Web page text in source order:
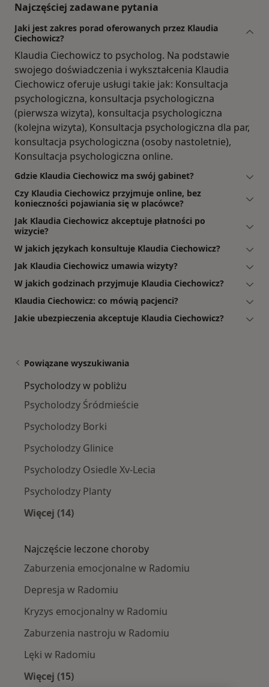
Najczęściej zadawane pytania
Jaki jest zakres porad oferowanych przez Klaudia
Ciechowicz?
Klaudia Ciechowicz to psycholog. Na podstawie
swojego doświadczenia i wykształcenia Klaudia
Ciechowicz oferuje usługi takie jak: Konsultacja
psychologiczna, konsultacja psychologiczna
(pierwsza wizyta), konsultacja psychologiczna
(kolejna wizyta), Konsultacja psychologiczna dla par,
konsultacja psychologiczna (osoby nastoletnie),
Konsultacja psychologiczna online.
Gdzie Klaudia Ciechowicz ma swój gabinet?
Czy Klaudia Ciechowicz przyjmuje online, bez
konieczności pojawiania się w placówce?
Jak Klaudia Ciechowicz akceptuje płatności po
wizycie?
W jakich językach konsultuje Klaudia Ciechowicz?
Jak Klaudia Ciechowicz umawia wizyty?
W jakich godzinach przyjmuje Klaudia Ciechowicz?
Klaudia Ciechowicz: co mówią pacjenci?
Jakie ubezpieczenia akceptuje Klaudia Ciechowicz?
Powiązane wyszukiwania
Psycholodzy w pobliżu
Psycholodzy Śródmieście
Psycholodzy Borki
Psycholodzy Glinice
Psycholodzy Osiedle Xv-Lecia
Psycholodzy Planty
Więcej (14)
Najczęście leczone choroby
Zaburzenia emocjonalne w Radomiu
Depresja w Radomiu
Kryzys emocjonalny w Radomiu
Zaburzenia nastroju w Radomiu
Lęki w Radomiu
Więcej (15)